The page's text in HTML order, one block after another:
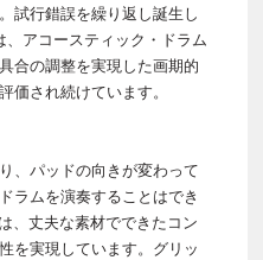
試行錯誤を繰り返し誕生し
アコースティック・ドラム
合の調整を実現した画期的
価され続けています。
、パッドの向きが変わって
ラムを演奏することはでき
、丈夫な素材でできたコン
を実現しています。グリッ